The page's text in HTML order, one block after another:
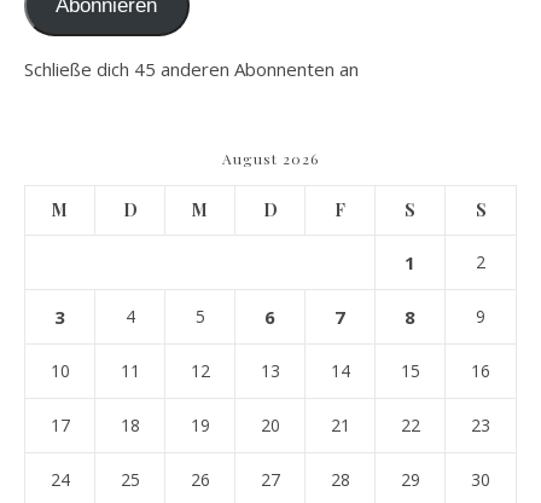
Abonnieren
Schließe dich 45 anderen Abonnenten an
August 2026
M D M D F S S
1 2
3 4 5 6 7 8 9
10 11 12 13 14 15 16
17 18 19 20 21 22 23
24 25 26 27 28 29 30